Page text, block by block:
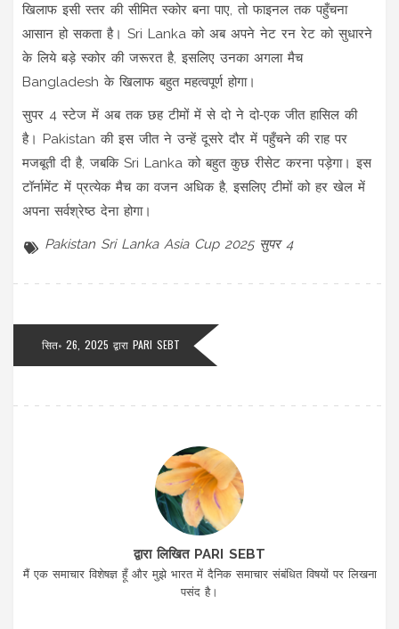
खिलाफ इसी स्तर की सीमित स्कोर बना पाए, तो फाइनल तक पहुँचना
आसान हो सकता है। Sri Lanka को अब अपने नेट रन रेट को सुधारने
के लिये बड़े स्कोर की जरूरत है, इसलिए उनका अगला मैच
Bangladesh के खिलाफ बहुत महत्वपूर्ण होगा।
सुपर 4 स्टेज में अब तक छह टीमों में से दो ने दो‑एक जीत हासिल की
है। Pakistan की इस जीत ने उन्हें दूसरे दौर में पहुँचने की राह पर
मजबूती दी है, जबकि Sri Lanka को बहुत कुछ रीसेट करना पड़ेगा। इस
टॉर्नामेंट में प्रत्येक मैच का वजन अधिक है, इसलिए टीमों को हर खेल में
अपना सर्वश्रेष्ठ देना होगा।
Pakistan Sri Lanka Asia Cup 2025 सुपर 4
सित॰ 26, 2025 द्वारा PARI SEBT
द्वारा लिखित PARI SEBT
मैं एक समाचार विशेषज्ञ हूँ और मुझे भारत में दैनिक समाचार संबंधित विषयों पर लिखना
पसंद है।